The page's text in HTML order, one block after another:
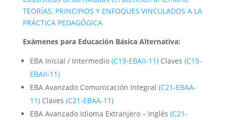
TEORÍAS, PRINCIPIOS Y ENFOQUES VINCULADOS A LA
PRÁCTICA PEDAGÓGICA
Exámenes para Educación Básica Alternativa:
EBA Inicial / Intermedio (C19-EBAII-11)Claves (C19-
EBAII-11)
EBA Avanzado Comunicación Integral (C21-EBAA-
11)Claves (C21-EBAA-11)
EBA Avanzado Idioma Extranjero – Inglés (C21-